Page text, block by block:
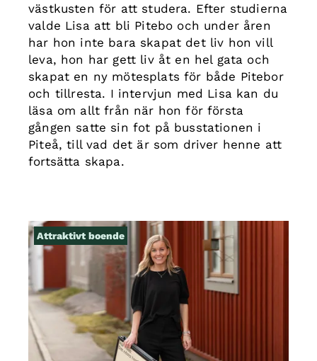
västkusten för att studera. Efter studierna
valde Lisa att bli Pitebo och under åren
har hon inte bara skapat det liv hon vill
leva, hon har gett liv åt en hel gata och
skapat en ny mötesplats för både Pitebor
och tillresta. I intervjun med Lisa kan du
läsa om allt från när hon för första
gången satte sin fot på busstationen i
Piteå, till vad det är som driver henne att
fortsätta skapa.
Attraktivt boende